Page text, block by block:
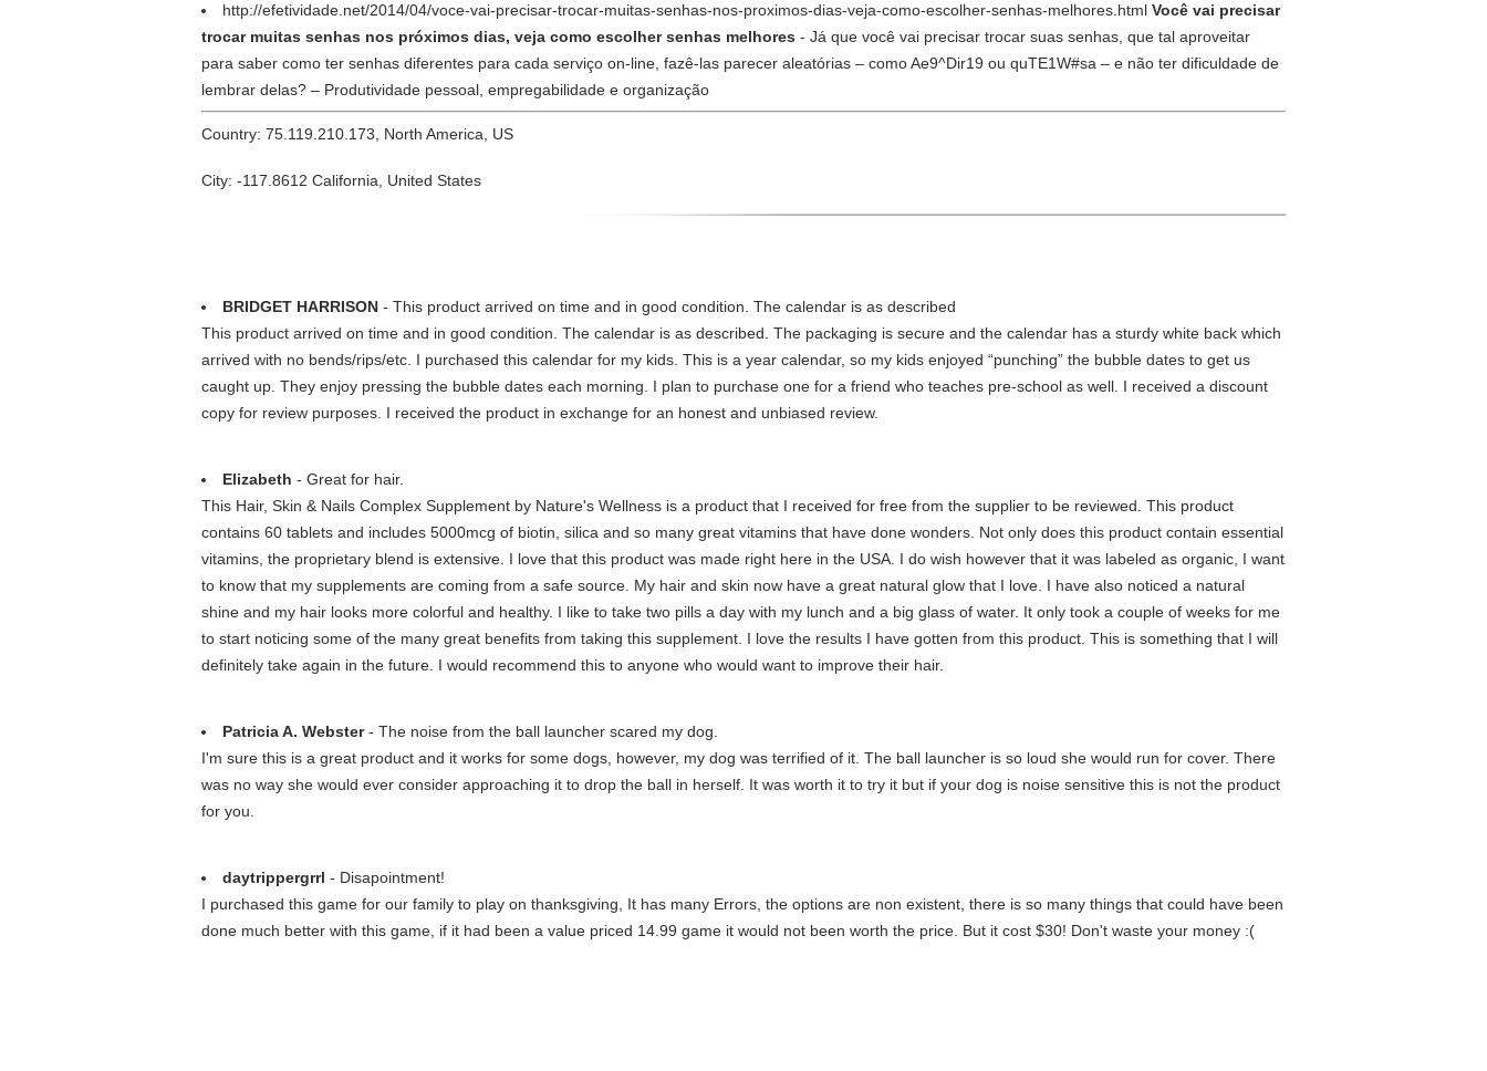
http://efetividade.net/2014/04/voce-vai-precisar-trocar-muitas-senhas-nos-proximos-dias-veja-como-escolher-senhas-melhores.html Você vai precisar
trocar muitas senhas nos próximos dias, veja como escolher senhas melhores - Já que você vai precisar trocar suas senhas, que tal aproveitar
para saber como ter senhas diferentes para cada serviço on-line, fazê-las parecer aleatórias – como Ae9^Dir19 ou quTE1W#sa – e não ter dificuldade de
lembrar delas? – Produtividade pessoal, empregabilidade e organização
Country: 75.119.210.173, North America, US
City: -117.8612 California, United States
BRIDGET HARRISON - This product arrived on time and in good condition. The calendar is as described
This product arrived on time and in good condition. The calendar is as described. The packaging is secure and the calendar has a sturdy white back which
arrived with no bends/rips/etc. I purchased this calendar for my kids. This is a year calendar, so my kids enjoyed “punching” the bubble dates to get us
caught up. They enjoy pressing the bubble dates each morning. I plan to purchase one for a friend who teaches pre-school as well. I received a discount
copy for review purposes. I received the product in exchange for an honest and unbiased review.
Elizabeth - Great for hair.
This Hair, Skin & Nails Complex Supplement by Nature's Wellness is a product that I received for free from the supplier to be reviewed. This product
contains 60 tablets and includes 5000mcg of biotin, silica and so many great vitamins that have done wonders. Not only does this product contain essential
vitamins, the proprietary blend is extensive. I love that this product was made right here in the USA. I do wish however that it was labeled as organic, I want
to know that my supplements are coming from a safe source. My hair and skin now have a great natural glow that I love. I have also noticed a natural
shine and my hair looks more colorful and healthy. I like to take two pills a day with my lunch and a big glass of water. It only took a couple of weeks for me
to start noticing some of the many great benefits from taking this supplement. I love the results I have gotten from this product. This is something that I will
definitely take again in the future. I would recommend this to anyone who would want to improve their hair.
Patricia A. Webster- The noise from the ball launcher scared my dog.
I'm sure this is a great product and it works for some dogs, however, my dog was terrified of it. The ball launcher is so loud she would run for cover. There
was no way she would ever consider approaching it to drop the ball in herself. It was worth it to try it but if your dog is noise sensitive this is not the product
for you.
daytrippergrrl - Disapointment!
I purchased this game for our family to play on thanksgiving, It has many Errors, the options are non existent, there is so many things that could have been
done much better with this game, if it had been a value priced 14.99 game it would not been worth the price. But it cost $30! Don't waste your money :(